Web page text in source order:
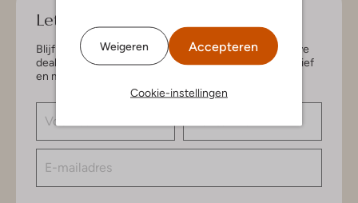
Weigeren Accepteren
Cookie-instellingen
Let's keep in touch!
Blijf op de hoogte van de nieuwste items en exclusieve
deals, speciaal voor jou. Schrijf je in voor de nieuwsbrief
en maak kans op € 150,- shoptegoed.